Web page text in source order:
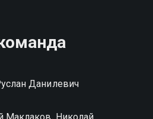
Данилевич